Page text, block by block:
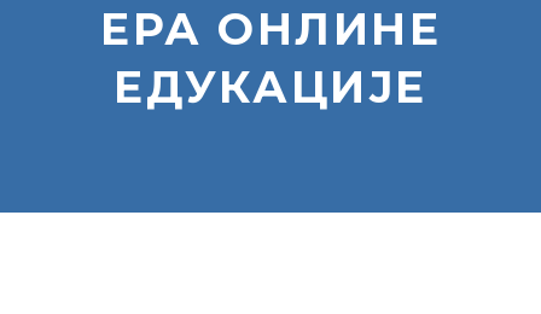
ЕРА ОНЛИНЕ
ЕДУКАЦИЈЕ